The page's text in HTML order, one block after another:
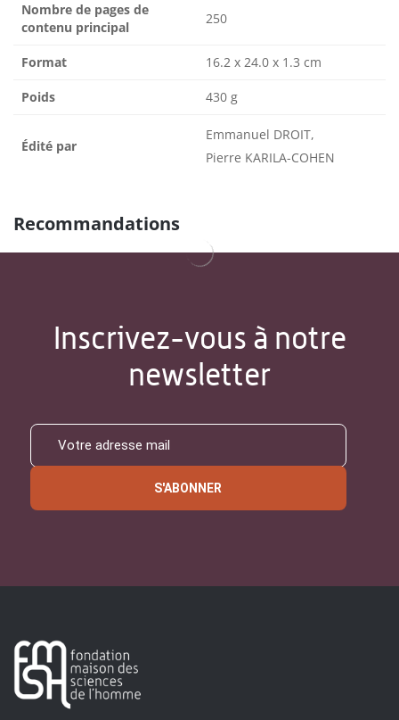
Nombre de pages de
contenu principal
250
Format 16.2 x 24.0 x 1.3 cm
Poids 430 g
Édité par
Emmanuel DROIT,
Pierre KARILA-COHEN
Recommandations
Inscrivez-vous à notre
newsletter
S'ABONNER